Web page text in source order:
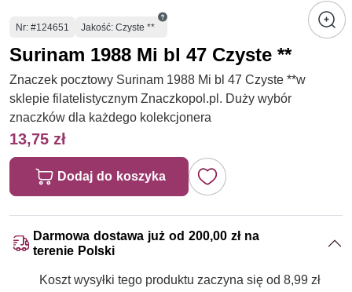
Numer
Nr: #124651 Jakość: Czyste **
Surinam 1988 Mi bl 47 Czyste **
Znaczek pocztowy Surinam 1988 Mi bl 47 Czyste **w
sklepie filatelistycznym Znaczkopol.pl. Duży wybór
znaczków dla każdego kolekcjonera
13,75 zł
Dodaj do koszyka
Darmowa dostawa już od 200,00 zł na
terenie Polski
Koszt wysyłki tego produktu zaczyna się od 8,99 zł